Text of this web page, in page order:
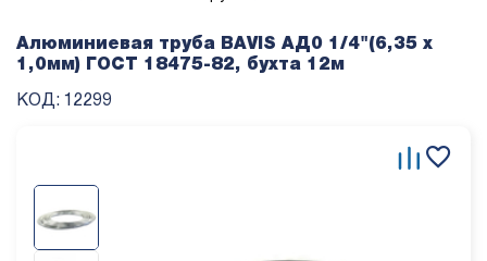
Алюминиевая труба BAVIS АД0 1/4"(6,35 х
1,0мм) ГОСТ 18475-82, бухта 12м
КОД: 12299